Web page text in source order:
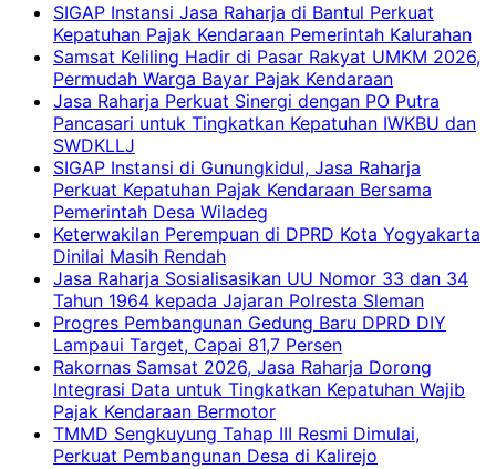
SIGAP Instansi Jasa Raharja di Bantul Perkuat
Kepatuhan Pajak Kendaraan Pemerintah Kalurahan
Samsat Keliling Hadir di Pasar Rakyat UMKM 2026,
Permudah Warga Bayar Pajak Kendaraan
Jasa Raharja Perkuat Sinergi dengan PO Putra
Pancasari untuk Tingkatkan Kepatuhan IWKBU dan
SWDKLLJ
SIGAP Instansi di Gunungkidul, Jasa Raharja
Perkuat Kepatuhan Pajak Kendaraan Bersama
Pemerintah Desa Wiladeg
Keterwakilan Perempuan di DPRD Kota Yogyakarta
Dinilai Masih Rendah
Jasa Raharja Sosialisasikan UU Nomor 33 dan 34
Tahun 1964 kepada Jajaran Polresta Sleman
Progres Pembangunan Gedung Baru DPRD DIY
Lampaui Target, Capai 81,7 Persen
Rakornas Samsat 2026, Jasa Raharja Dorong
Integrasi Data untuk Tingkatkan Kepatuhan Wajib
Pajak Kendaraan Bermotor
TMMD Sengkuyung Tahap III Resmi Dimulai,
Perkuat Pembangunan Desa di Kalirejo